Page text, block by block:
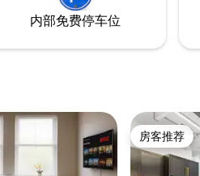
内部免费停车位
房客推荐
房客推荐